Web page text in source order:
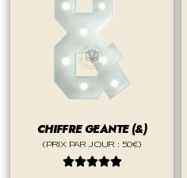
CHIFFRE GEANTE (&)
(PRIX PAR JOUR : 50€)
